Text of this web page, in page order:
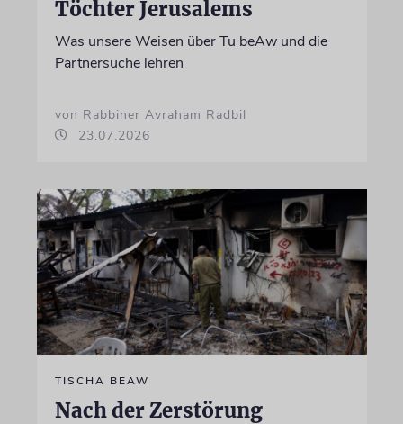
Töchter Jerusalems
Was unsere Weisen über Tu beAw und die
Partnersuche lehren
von Rabbiner Avraham Radbil
23.07.2026
TISCHA BEAW
Nach der Zerstörung